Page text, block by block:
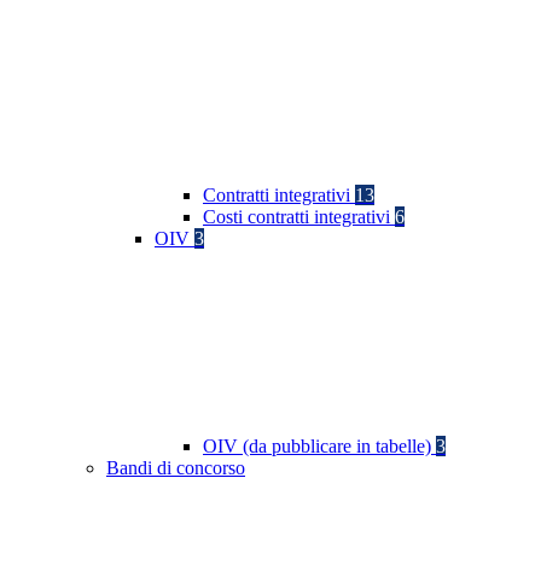
Contratti integrativi 13
Costi contratti integrativi 6
OIV 3
OIV (da pubblicare in tabelle) 3
Bandi di concorso